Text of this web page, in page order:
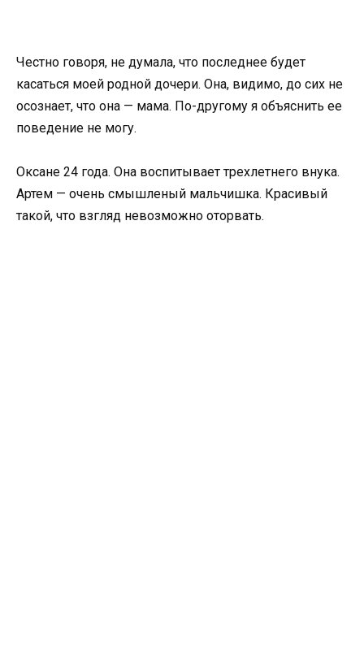
Честно говоря, не думала, что последнее будет
касаться моей родной дочери. Она, видимо, до сих не
осознает, что она — мама. По-другому я объяснить ее
поведение не могу.
Оксане 24 года. Она воспитывает трехлетнего внука.
Артем — очень смышленый мальчишка. Красивый
такой, что взгляд невозможно оторвать.